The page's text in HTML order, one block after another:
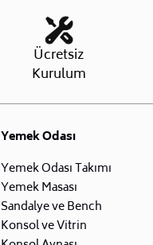
Ücretsiz
Kurulum
Yemek Odası
Yemek Odası Takımı
Yemek Masası
Sandalye ve Bench
Konsol ve Vitrin